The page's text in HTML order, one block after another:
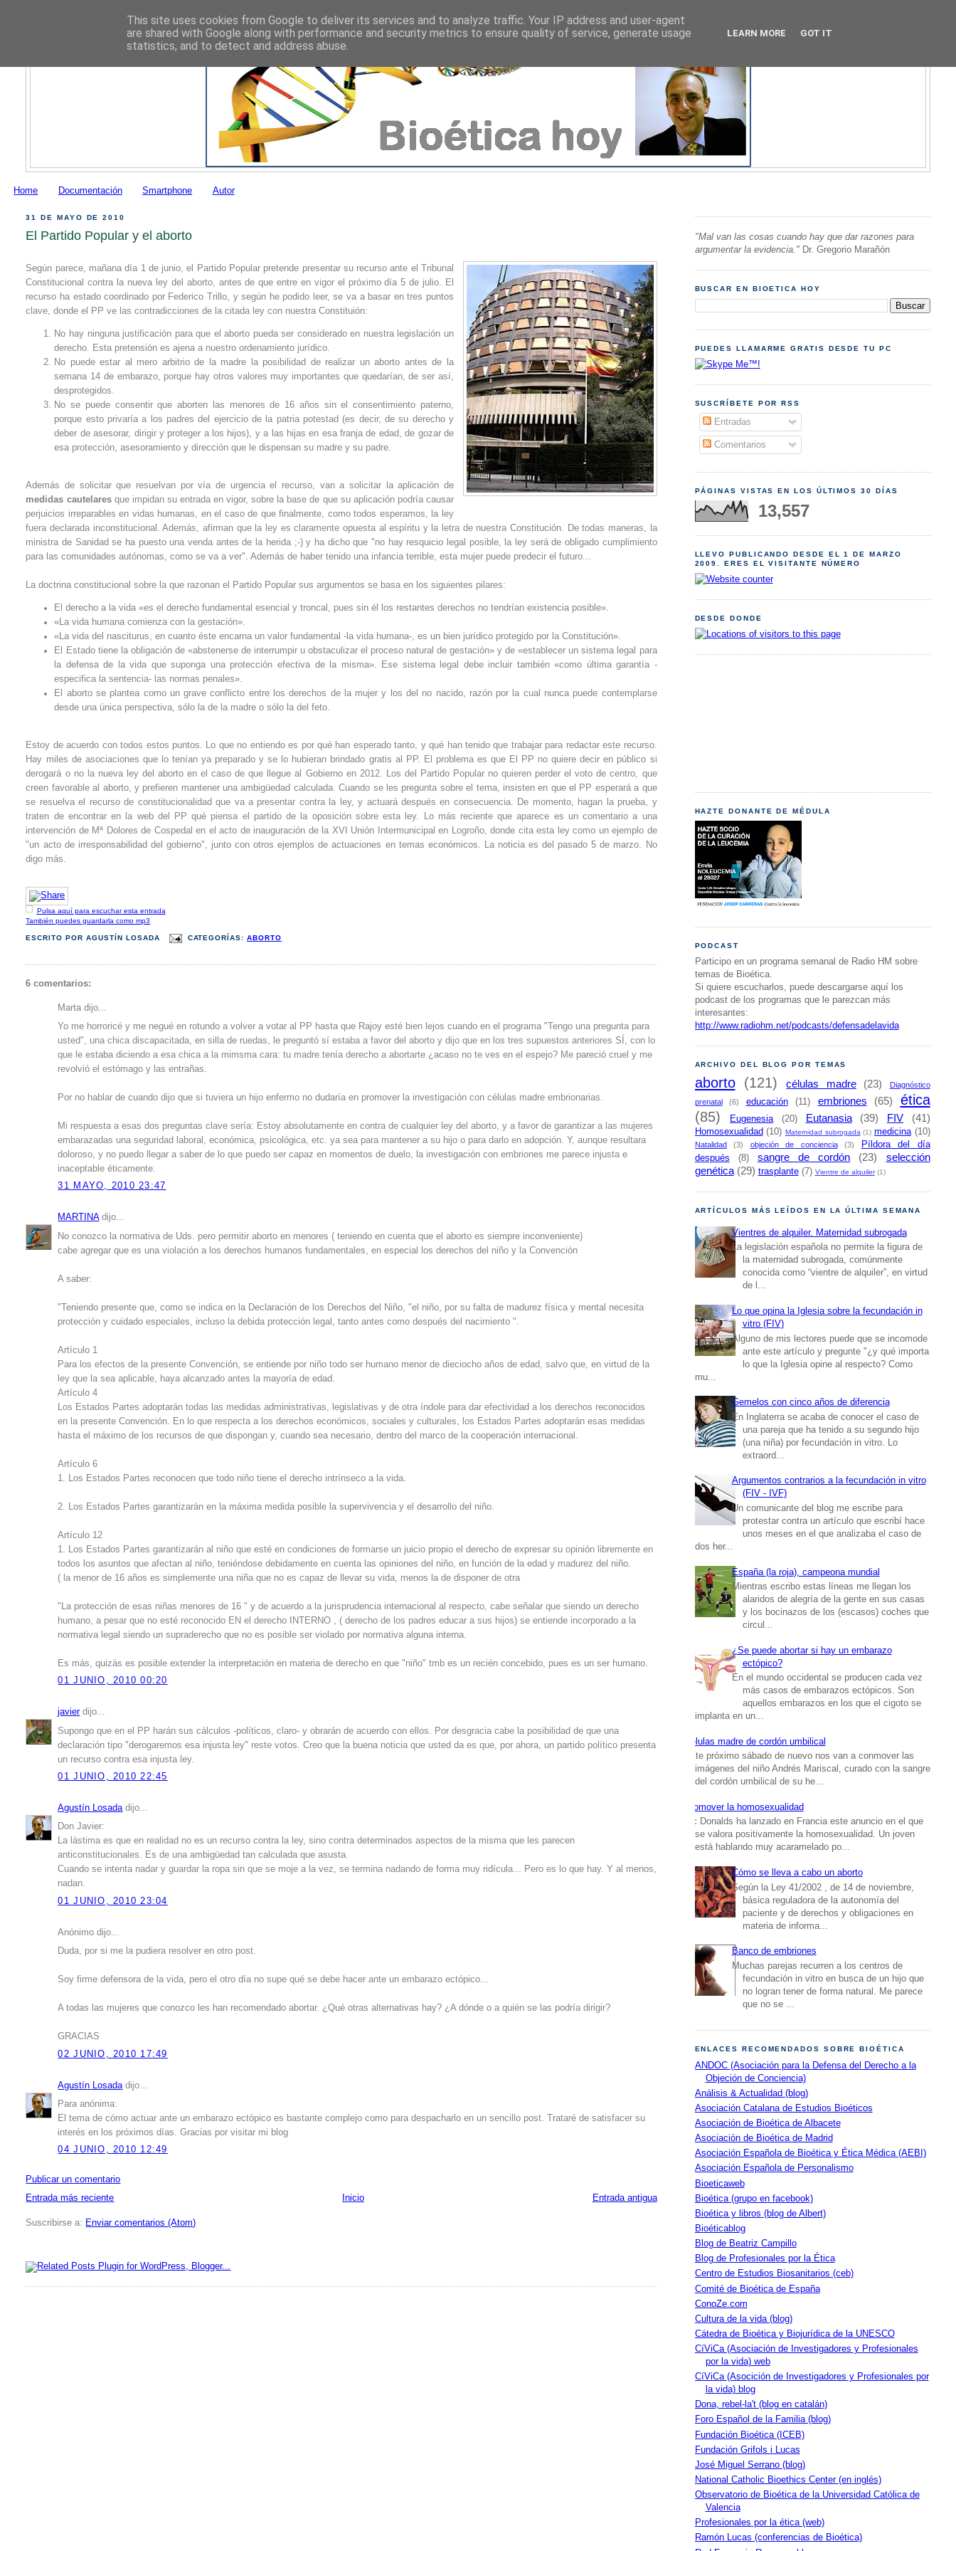
Home Documentación Smartphone Autor
31 DE MAYO DE 2010
El Partido Popular y el aborto
Según parece, mañana día 1 de junio, el Partido Popular pretende presentar su recurso ante el Tribunal
Constitucional contra la nueva ley del aborto, antes de que entre en vigor el próximo día 5 de julio. El
recurso ha estado coordinado por Federico Trillo, y según he podido leer, se va a basar en tres puntos
clave, donde el PP ve las contradicciones de la citada ley con nuestra Constituión:
No hay ninguna justificación para que el aborto pueda ser considerado en nuestra legislación un
derecho. Esta pretensión es ajena a nuestro ordenamiento jurídico.
No puede estar al mero arbitrio de la madre la posibilidad de realizar un aborto antes de la
semana 14 de embarazo, porque hay otros valores muy importantes que quedarían, de ser así,
desprotegidos.
No se puede consentir que aborten las menores de 16 años sin el consentimiento paterno,
porque esto privaría a los padres del ejercicio de la patria potestad (es decir, de su derecho y
deber de asesorar, dirigir y proteger a los hijos), y a las hijas en esa franja de edad, de gozar de
esa protección, asesoramiento y dirección que le dispensan su madre y su padre.
Además de solicitar que resuelvan por vía de urgencia el recurso, van a solicitar la aplicación de
medidas cautelaresque impidan su entrada en vigor, sobre la base de que su aplicación podría causar
perjuicios irreparables en vidas humanas, en el caso de que finalmente, como todos esperamos, la ley
fuera declarada inconstitucional. Además, afirman que la ley es claramente opuesta al espíritu y la letra de nuestra Constitución. De todas maneras, la
ministra de Sanidad se ha puesto una venda antes de la herida ;-) y ha dicho que "no hay resquicio legal posible, la ley será de obligado cumplimiento
para las comunidades autónomas, como se va a ver". Además de haber tenido una infancia terrible, esta mujer puede predecir el futuro...
La doctrina constitucional sobre la que razonan el Partido Popular sus argumentos se basa en los siguientes pilares:
El derecho a la vida «es el derecho fundamental esencial y troncal, pues sin él los restantes derechos no tendrían existencia posible».
«La vida humana comienza con la gestación».
«La vida del nasciturus, en cuanto éste encarna un valor fundamental -la vida humana-, es un bien jurídico protegido por la Constitución».
El Estado tiene la obligación de «abstenerse de interrumpir u obstaculizar el proceso natural de gestación» y de «establecer un sistema legal para
la defensa de la vida que suponga una protección efectiva de la misma». Ese sistema legal debe incluir también «como última garantía -
especifica la sentencia- las normas penales».
El aborto se plantea como un grave conflicto entre los derechos de la mujer y los del no nacido, razón por la cual nunca puede contemplarse
desde una única perspectiva, sólo la de la madre o sólo la del feto.
Estoy de acuerdo con todos estos puntos. Lo que no entiendo es por qué han esperado tanto, y qué han tenido que trabajar para redactar este recurso.
Hay miles de asociaciones que lo tenían ya preparado y se lo hubieran brindado gratis al PP. El problema es que El PP no quiere decir en público si
derogará o no la nueva ley del aborto en el caso de que llegue al Gobierno en 2012. Los del Partido Popular no quieren perder el voto de centro, que
creen favorable al aborto, y prefieren mantener una ambigüedad calculada. Cuando se les pregunta sobre el tema, insisten en que el PP esperará a que
se resuelva el recurso de constitucionalidad que va a presentar contra la ley, y actuará después en consecuencia. De momento, hagan la prueba, y
traten de encontrar en la web del PP qué piensa el partido de la oposición sobre esta ley. Lo más reciente que aparece es un comentario a una
intervención de Mª Dolores de Cospedal en el acto de inauguración de la XVI Unión Intermunicipal en Logroño, donde cita esta ley como un ejemplo de
"un acto de irresponsabilidad del gobierno", junto con otros ejemplos de actuaciones en temas económicos. La noticia es del pasado 5 de marzo. No
digo más.
Pulsa aquí para escuchar esta entrada
También puedes guardarla como mp3
ESCRITO PORAGUSTÍN LOSADA CATEGORÍAS:ABORTO
6 comentarios:
Marta dijo...
Yo me horroricé y me negué en rotundo a volver a votar al PP hasta que Rajoy esté bien lejos cuando en el programa "Tengo una pregunta para
usted", una chica discapacitada, en silla de ruedas, le preguntó sí estaba a favor del aborto y dijo que en los tres supuestos anteriores SÍ, con lo
que le estaba diciendo a esa chica a la mimsma cara: tu madre tenía derecho a abortarte ¿acaso no te ves en el espejo? Me pareció cruel y me
revolvió el estómago y las entrañas.
Por no hablar de cuando dijo que si tuviera un hijo enfermo no dudaría en promover la investigación con células madre embrionarias.
Mi respuesta a esas dos preguntas clave sería: Estoy absolutamente en contra de cualquier ley del aborto, y a favor de garantizar a las mujeres
embarazadas una seguridad laboral, económica, psicológica, etc. ya sea para mantener a su hijo o para darlo en adopción. Y, aunque resultara
doloroso, y no puedo llegar a saber de lo que puedo ser capaz en momentos de duelo, la investigación con embriones me parece injusta e
inaceptable éticamente.
31 MAYO, 2010 23:47
MARTINAdijo...
No conozco la normativa de Uds. pero permitir aborto en menores ( teniendo en cuenta que el aborto es siempre inconveniente)
cabe agregar que es una violación a los derechos humanos fundamentales, en especial los derechos del niño y la Convención
A saber:
"Teniendo presente que, como se indica en la Declaración de los Derechos del Niño, "el niño, por su falta de madurez física y mental necesita
protección y cuidado especiales, incluso la debida protección legal, tanto antes como después del nacimiento ".
Artículo 1
Para los efectos de la presente Convención, se entiende por niño todo ser humano menor de dieciocho años de edad, salvo que, en virtud de la
ley que la sea aplicable, haya alcanzado antes la mayoría de edad.
Artículo 4
Los Estados Partes adoptarán todas las medidas administrativas, legislativas y de otra índole para dar efectividad a los derechos reconocidos
en la presente Convención. En lo que respecta a los derechos económicos, sociales y culturales, los Estados Partes adoptarán esas medidas
hasta el máximo de los recursos de que dispongan y, cuando sea necesario, dentro del marco de la cooperación internacional.
Artículo 6
1. Los Estados Partes reconocen que todo niño tiene el derecho intrínseco a la vida.
2. Los Estados Partes garantizarán en la máxima medida posible la supervivencia y el desarrollo del niño.
Artículo 12
1. Los Estados Partes garantizarán al niño que esté en condiciones de formarse un juicio propio el derecho de expresar su opinión libremente en
todos los asuntos que afectan al niño, teniéndose debidamente en cuenta las opiniones del niño, en función de la edad y madurez del niño.
( la menor de 16 años es simplemente una niña que no es capaz de llevar su vida, menos la de disponer de otra
"La protección de esas niñas menores de 16 " y de acuerdo a la jurisprudencia internacional al respecto, cabe señalar que siendo un derecho
humano, a pesar que no esté reconocido EN el derecho INTERNO , ( derecho de los padres educar a sus hijos) se entiende incorporado a la
normativa legal siendo un supraderecho que no es posible ser violado por normativa alguna interna.
Es más, quizás es posible extender la interpretación en materia de derecho en que "niño" tmb es un recién concebido, pues es un ser humano.
01 JUNIO, 2010 00:20
javierdijo...
Supongo que en el PP harán sus cálculos -políticos, claro- y obrarán de acuerdo con ellos. Por desgracia cabe la posibilidad de que una
declaración tipo "derogaremos esa injusta ley" reste votos. Creo que la buena noticia que usted da es que, por ahora, un partido político presenta
un recurso contra esa injusta ley.
01 JUNIO, 2010 22:45
Agustín Losadadijo...
Don Javier:
La lástima es que en realidad no es un recurso contra la ley, sino contra determinados aspectos de la misma que les parecen
anticonstitucionales. Es de una ambigüedad tan calculada que asusta.
Cuando se intenta nadar y guardar la ropa sin que se moje a la vez, se termina nadando de forma muy ridícula... Pero es lo que hay. Y al menos,
nadan.
01 JUNIO, 2010 23:04
Anónimo dijo...
Duda, por si me la pudiera resolver en otro post.
Soy firme defensora de la vida, pero el otro día no supe qué se debe hacer ante un embarazo ectópico...
A todas las mujeres que conozco les han recomendado abortar. ¿Qué otras alternativas hay? ¿A dónde o a quién se las podría dirigir?
GRACIAS
02 JUNIO, 2010 17:49
Agustín Losada dijo...
Para anónima:
El tema de cómo actuar ante un embarazo ectópico es bastante complejo como para despacharlo en un sencillo post. Trataré de satisfacer su
interés en los próximos días. Gracias por visitar mi blog
04 JUNIO, 2010 12:49
Publicar un comentario
Entrada más reciente
Entrada antigua
Inicio
Suscribirse a: Enviar comentarios (Atom)
"Mal van las cosas cuando hay que dar razones para
argumentar la evidencia." Dr. Gregorio Marañón
BUSCAR EN BIOETICA HOY
PUEDES LLAMARME GRATIS DESDE TU PC
SUSCRÍBETE POR RSS
Entradas
Comentarios
PÁGINAS VISTAS EN LOS ÚLTIMOS 30 DÍAS
13,557
LLEVO PUBLICANDO DESDE EL 1 DE MARZO
2009. ERES EL VISITANTE NÚMERO
DESDE DONDE
HAZTE DONANTE DE MÉDULA
PODCAST
Participo en un programa semanal de Radio HM sobre
temas de Bioética.
Si quiere escucharlos, puede descargarse aquí los
podcast de los programas que le parezcan más
interesantes:
http://www.radiohm.net/podcasts/defensadelavida
ARCHIVO DEL BLOG POR TEMAS
aborto (121) células madre (23)
Diagnóstico
prenatal
(6) educación (11) embriones (65)
ética
(85)
Eugenesia (20) Eutanasia (39) FIV (41)
Homosexualidad (10) Maternidad subrogada (1) medicina (10)
Natalidad (3) objeción de conciencia (3)
Píldora del día
después
(8) sangre de cordón (23)
selección
genética (29) trasplante (7) Vientre de alquiler (1)
ARTÍCULOS MÁS LEÍDOS EN LA ÚLTIMA SEMANA
Vientres de alquiler. Maternidad subrogada
La legislación española no permite la figura de
la maternidad subrogada, comúnmente
conocida como “vientre de alquiler”, en virtud
de l...
Lo que opina la Iglesia sobre la fecundación in
vitro (FIV)
Alguno de mis lectores puede que se incomode
ante este artículo y pregunte "¿y qué importa
lo que la Iglesia opine al respecto? Como
mu...
Gemelos con cinco años de diferencia
En Inglaterra se acaba de conocer el caso de
una pareja que ha tenido a su segundo hijo
(una niña) por fecundación in vitro. Lo
extraord...
Argumentos contrarios a la fecundación in vitro
(FIV - IVF)
Un comunicante del blog me escribe para
protestar contra un artículo que escribí hace
unos meses en el que analizaba el caso de
dos her...
España (la roja), campeona mundial
Mientras escribo estas líneas me llegan los
alaridos de alegría de la gente en sus casas
y los bocinazos de los (escasos) coches que
circul...
¿Se puede abortar si hay un embarazo
ectópico?
En el mundo occidental se producen cada vez
más casos de embarazos ectópicos. Son
aquellos embarazos en los que el cigoto se
implanta en un...
Células madre de cordón umbilical
Este próximo sábado de nuevo nos van a conmover las
imágenes del niño Andrés Mariscal, curado con la sangre
del cordón umbilical de su he...
Promover la homosexualidad
Mc Donalds ha lanzado en Francia este anuncio en el que
se valora positivamente la homosexualidad. Un joven
está hablando muy acaramelado po...
Cómo se lleva a cabo un aborto
Según la Ley 41/2002 , de 14 de noviembre,
básica reguladora de la autonomía del
paciente y de derechos y obligaciones en
materia de informa...
Banco de embriones
Muchas parejas recurren a los centros de
fecundación in vitro en busca de un hijo que
no logran tener de forma natural. Me parece
que no se ...
ENLACES RECOMENDADOS SOBRE BIOÉTICA
ANDOC (Asociación para la Defensa del Derecho a la
Objeción de Conciencia)
Análisis & Actualidad (blog)
Asociación Catalana de Estudios Bioéticos
Asociación de Bioética de Albacete
Asociación de Bioética de Madrid
Asociación Española de Bioética y Ética Médica (AEBI)
Asociación Española de Personalismo
Bioeticaweb
Bioética (grupo en facebook)
Bioética y libros (blog de Albert)
Bioéticablog
Blog de Beatriz Campillo
Blog de Profesionales por la Ética
Centro de Estudios Biosanitarios (ceb)
Comité de Bioética de España
ConoZe.com
Cultura de la vida (blog)
Cátedra de Bioética y Biojurídica de la UNESCO
CíViCa (Asociación de Investigadores y Profesionales
por la vida) web
CíViCa (Asocición de Investigadores y Profesionales por
la vida) blog
Dona, rebel-la't (blog en catalán)
Foro Español de la Familia (blog)
Fundación Bioética (ICEB)
Fundación Grifols i Lucas
José Miguel Serrano (blog)
National Catholic Bioethics Center (en inglés)
Observatorio de Bioética de la Universidad Católica de
Valencia
Profesionales por la ética (web)
Ramón Lucas (conferencias de Bioética)
This site uses cookies from Google to deliver its services and to analyze traffic. Your IP address and user-agent
are shared with Google along with performance and security metrics to ensure quality of service, generate usage
statistics, and to detect and address abuse.
LEARN MORE GOT IT